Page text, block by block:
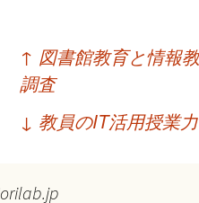
↑ 図書館教育と情報
調査
↓ 教員のIT活用授業